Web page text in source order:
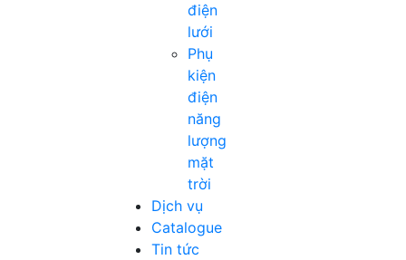
điện
lưới
Phụ
kiện
điện
năng
lượng
mặt
trời
Dịch vụ
Catalogue
Tin tức